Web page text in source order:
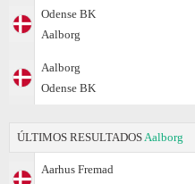
Odense BK
Aalborg
Aalborg
Odense BK
ÚLTIMOS RESULTADOS Aalborg
Aarhus Fremad